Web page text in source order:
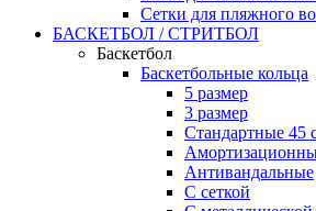
Сетки для пляжного
БАСКЕТБОЛ / СТРИТБОЛ
Баскетбол
Баскетбольные кольца
5 размер
3 размер
Стандартные 45
Антивандальные
С сеткой